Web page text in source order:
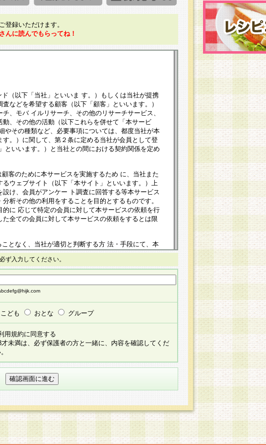
登録いただけます。
んに読んでもらってね！
（以下「当社」といいま す。）もしくは当社が提携
などを希望する顧客（以下「顧客」といいます。）
、モバ イルリサーチ、その他のリサーチサービス、
、その他の活動（以下これらを併せて「本サービ
やその種類など、必要事項については、都度当社が本
。）に関して、第２条に定める当社が会員として登
といいます。）と当社との間における契約関係を定め
客のために本サービスを実施するため に、当社また
ウェブサイト（以下「本サイト」といいます。）上
け、会員がアンケー ト調査に回答する等本サービス
析その他の利用をすることを目的とするものです。
に 応じて特定の会員に対して本サービスの依頼を行
全ての会員に対して本サービスの依頼をするとは限
となく、当社が適切と判断する方 法・手段にて、本
ることができるものとします。改定後の本規約等
したときに、その 他の諸規定については、会員に対
に掲示したときのいずれか早い時期をもってその効
て会員登録希望者の自由な意思で提 供いただいたも
録希望者が自らの個人情報の提供を希望されない場
りいたしません が、提供されないことによって、当
ただけない場合がありますことを予めご了承くださ
いる個人情報の開示・訂正・追加・ 利用停止等を求
とが当社にて確認できた場合に限り、法令に準拠し
当社所定の登録手続きを全て完了し、当社が承認した
ず入力してください。
こども おとな グループ
用規約に同意する
未満は、必ず保護者の方と一緒に、内容を確認してくだ